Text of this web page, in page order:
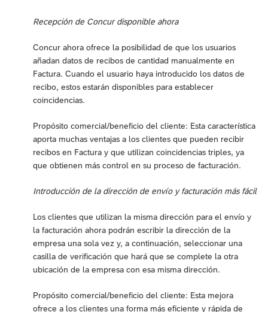
Recepción de Concur disponible ahora
Concur ahora ofrece la posibilidad de que los usuarios
añadan datos de recibos de cantidad manualmente en
Factura. Cuando el usuario haya introducido los datos de
recibo, estos estarán disponibles para establecer
coincidencias.
Propósito comercial/beneficio del cliente: Esta característica
aporta muchas ventajas a los clientes que pueden recibir
recibos en Factura y que utilizan coincidencias triples, ya
que obtienen más control en su proceso de facturación.
Introducción de la dirección de envío y facturación más fácil
Los clientes que utilizan la misma dirección para el envío y
la facturación ahora podrán escribir la dirección de la
empresa una sola vez y, a continuación, seleccionar una
casilla de verificación que hará que se complete la otra
ubicación de la empresa con esa misma dirección.
Propósito comercial/beneficio del cliente: Esta mejora
ofrece a los clientes una forma más eficiente y rápida de